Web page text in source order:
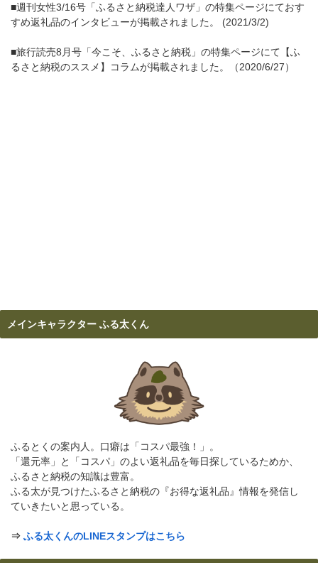
■週刊女性3/16号「ふるさと納税達人ワザ」の特集ページにておす
すめ返礼品のインタビューが掲載されました。 (2021/3/2)
■旅行読売8月号「今こそ、ふるさと納税」の特集ページにて【ふ
るさと納税のススメ】コラムが掲載されました。（2020/6/27）
メインキャラクター ふる太くん
ふるとくの案内人。口癖は「コスパ最強！」。
「還元率」と「コスパ」のよい返礼品を毎日探しているためか、
ふるさと納税の知識は豊富。
ふる太が見つけたふるさと納税の『お得な返礼品』情報を発信し
ていきたいと思っている。
⇒ ふる太くんのLINEスタンプはこちら